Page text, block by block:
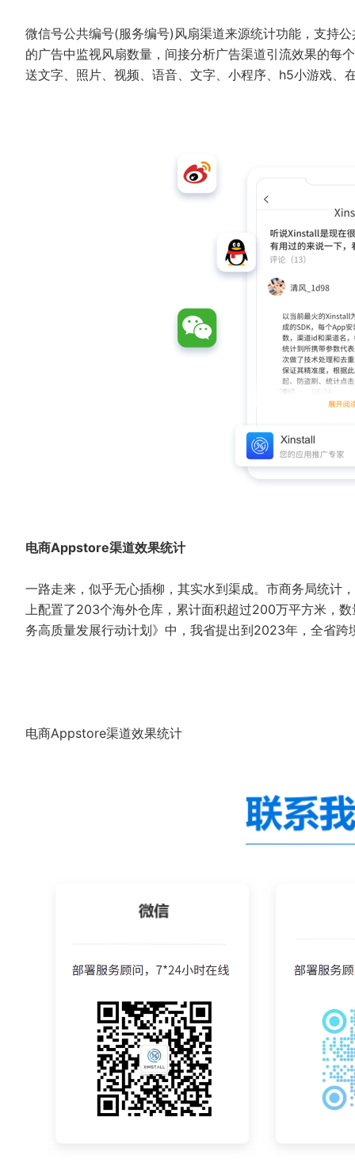
微信号公共编号(服务编号)风扇渠道来源统计功能，支持
的广告中监视风扇数量，间接分析广告渠道引流效果的每
送文字、照片、视频、语音、文字、小程序、h5小游戏、
电商Appstore渠道效果统计
一路走来，似乎无心插柳，其实水到渠成。市商务局统计
上配置了203个海外仓库，累计面积超过200万平方米，
务高质量发展行动计划》中，我省提出到2023年，全省跨
电商Appstore渠道效果统计